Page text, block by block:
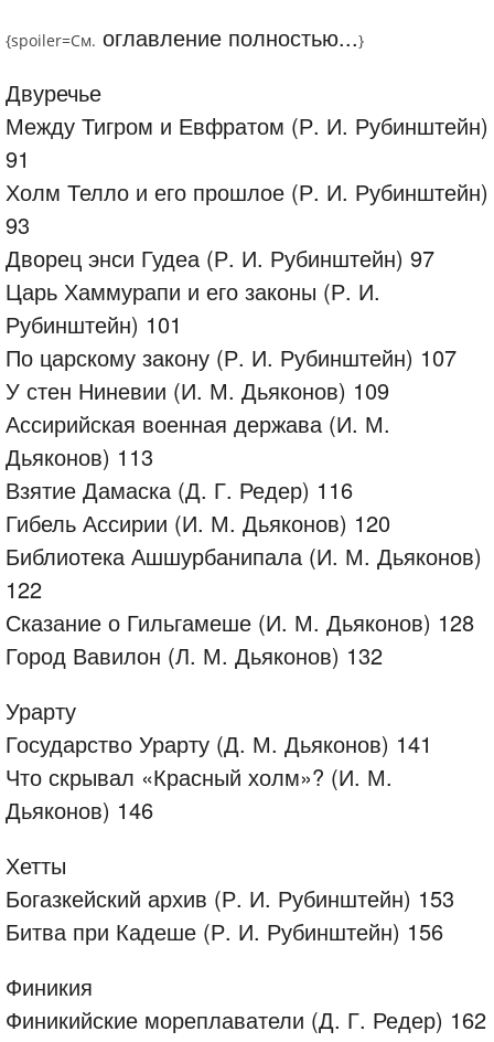
{spoiler=См. оглавление полностью...}
Двуречье
Между Тигром и Евфратом (Р. И. Рубинштейн)
91
Холм Телло и его прошлое (Р. И. Рубинштейн)
93
Дворец энси Гудеа (Р. И. Рубинштейн) 97
Царь Хаммурапи и его законы (Р. И.
Рубинштейн) 101
По царскому закону (Р. И. Рубинштейн) 107
У стен Ниневии (И. М. Дьяконов) 109
Ассирийская военная держава (И. М.
Дьяконов) 113
Взятие Дамаска (Д. Г. Редер) 116
Гибель Ассирии (И. М. Дьяконов) 120
Библиотека Ашшурбанипала (И. М. Дьяконов)
122
Сказание о Гильгамеше (И. М. Дьяконов) 128
Город Вавилон (Л. М. Дьяконов) 132
Урарту
Государство Урарту (Д. М. Дьяконов) 141
Что скрывал «Красный холм»? (И. М.
Дьяконов) 146
Хетты
Богазкейский архив (Р. И. Рубинштейн) 153
Битва при Кадеше (Р. И. Рубинштейн) 156
Финикия
Финикийские мореплаватели (Д. Г. Редер) 162